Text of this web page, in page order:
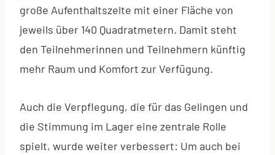
große Aufenthaltszelte mit einer Fläche von
jeweils über 140 Quadratmetern. Damit steht
den Teilnehmerinnen und Teilnehmern künftig
mehr Raum und Komfort zur Verfügung.
Auch die Verpflegung, die für das Gelingen und
die Stimmung im Lager eine zentrale Rolle
spielt, wurde weiter verbessert: Um auch bei